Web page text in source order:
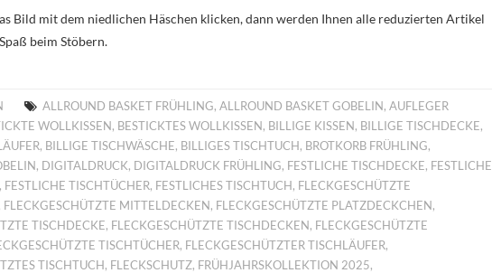
Bild mit dem niedlichen Häschen klicken, dann werden Ihnen alle reduzierten Artikel
beim Stöbern.
ALLROUND BASKET FRÜHLING,ALLROUND BASKET GOBELIN,AUFLEGER
WOLLKISSEN, BESTICKTES WOLLKISSEN, BILLIGE KISSEN, BILLIGE TISCHDECKE,
, BILLIGE TISCHWÄSCHE, BILLIGES TISCHTUCH, BROTKORB FRÜHLING,
, DIGITALDRUCK, DIGITALDRUCK FRÜHLING, FESTLICHE TISCHDECKE, FESTLICHE
, FESTLICHE TISCHTÜCHER, FESTLICHES TISCHTUCH, FLECKGESCHÜTZTE
FLECKGESCHÜTZTE MITTELDECKEN, FLECKGESCHÜTZTE PLATZDECKCHEN,
TISCHDECKE, FLECKGESCHÜTZTE TISCHDECKEN, FLECKGESCHÜTZTE
TISCHTÜCHER, FLECKGESCHÜTZTER TISCHLÄUFER,
TISCHTUCH, FLECKSCHUTZ, FRÜHJAHRSKOLLEKTION 2025,